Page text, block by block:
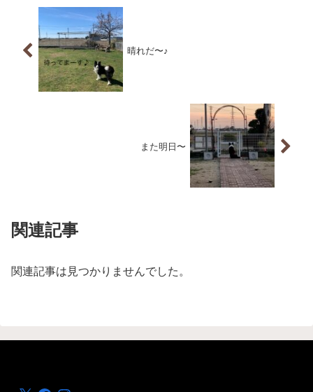
晴れだ〜♪
また明日〜
関連記事
関連記事は見つかりませんでした。